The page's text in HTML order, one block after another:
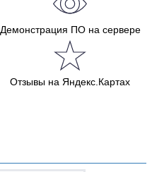
Демонстрация ПО на сервере
Отзывы на Яндекс.Картах